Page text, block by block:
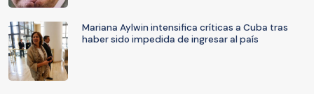
Mariana Aylwin intensifica críticas a Cuba tras
haber sido impedida de ingresar al país